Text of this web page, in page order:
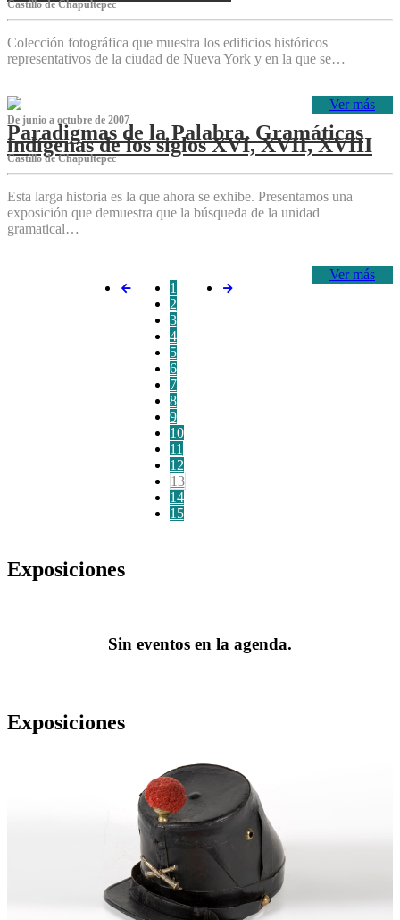
Castillo de Chapultepec
Colección fotográfica que muestra los edificios históricos
representativos de la ciudad de Nueva York y en la que se…
Ver más
De junio a octubre de 2007
Paradigmas de la Palabra. Gramáticas
indígenas de los siglos XVI, XVII, XVIII
Castillo de Chapultepec
Esta larga historia es la que ahora se exhibe. Presentamos una
exposición que demuestra que la búsqueda de la unidad
gramatical…
Ver más
1
2
3
4
5
6
7
8
9
10
11
12
13
14
15
Exposiciones
Sin eventos en la agenda.
Exposiciones